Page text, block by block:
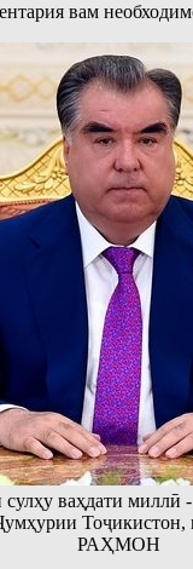
вам
сулҳу ваҳдати
РАҲМОН